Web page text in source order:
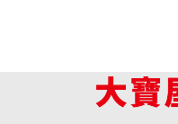
Louis Vuitton Damier